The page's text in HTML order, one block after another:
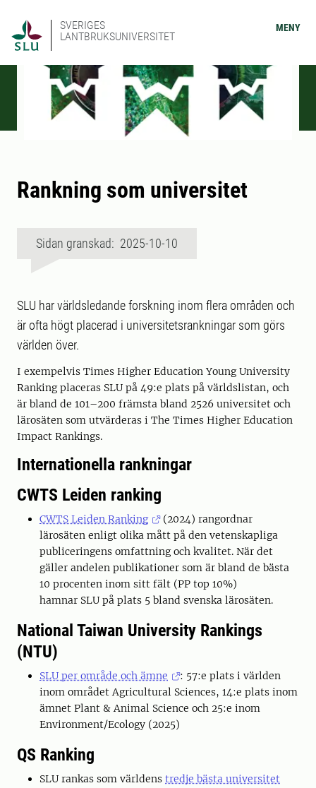
SVERIGES
LANTBRUKSUNIVERSITET
MENY
Rankning som universitet
Sidan granskad: 2025-10-10
SLU har världsledande forskning inom flera områden och
är ofta högt placerad i universitetsrankningar som görs
världen över.
I exempelvis Times Higher Education Young University
Ranking placeras SLU på 49:e plats på världslistan, och
är bland de 101–200 främsta bland 2526 universitet och
lärosäten som utvärderas i The Times Higher Education
Impact Rankings.
Internationella rankningar
CWTS Leiden ranking
CWTS Leiden Ranking
(2024) rangordnar
lärosäten enligt olika mått på den vetenskapliga
publiceringens omfattning och kvalitet. När det
gäller andelen publikationer som är bland de bästa
10 procenten inom sitt fält (PP top 10%)
hamnar SLU på plats 5 bland svenska lärosäten.
National Taiwan University Rankings
(NTU)
SLU per område och ämne
: 57:e plats i världen
inom området Agricultural Sciences, 14:e plats inom
ämnet Plant & Animal Science och 25:e inom
Environment/Ecology (2025)
QS Ranking
SLU rankas som världens tredje bästa universitet